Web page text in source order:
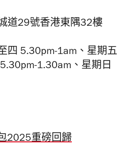
道29號香港東隅32樓
四 5.30pm-1am、星期五
1.30am、星期日
2025重磅回歸